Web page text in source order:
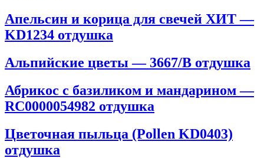
Апельсин и корица для свечей ХИТ —
KD1234 отдушка
Альпийские цветы — 3667/B отдушка
Абрикос с базиликом и мандарином —
RC0000054982 отдушка
Цветочная пыльца (Pollen KD0403)
отдушка